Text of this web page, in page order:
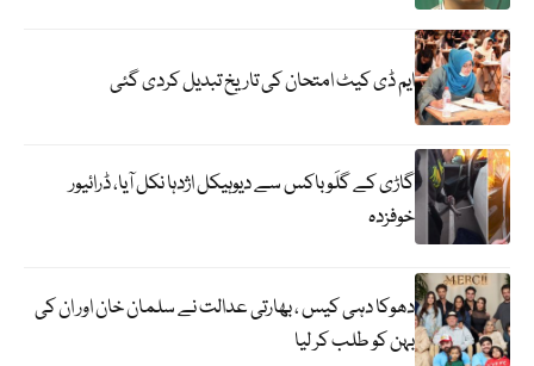
ایم ڈی کیٹ امتحان کی تاریخ تبدیل کردی گئی
گاڑی کے گلَو باکس سے دیوہیکل اژدہا نکل آیا، ڈرائیور
خوفزدہ
دھوکا دہی کیس ، بھارتی عدالت نے سلمان خان اور ان کی
بہن کو طلب کر لیا